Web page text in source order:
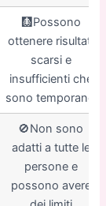
🩻Possono
ottenere risultati
scarsi e
insufficienti che
sono temporanei
🚫Non sono
adatti a tutte le
persone e
possono avere